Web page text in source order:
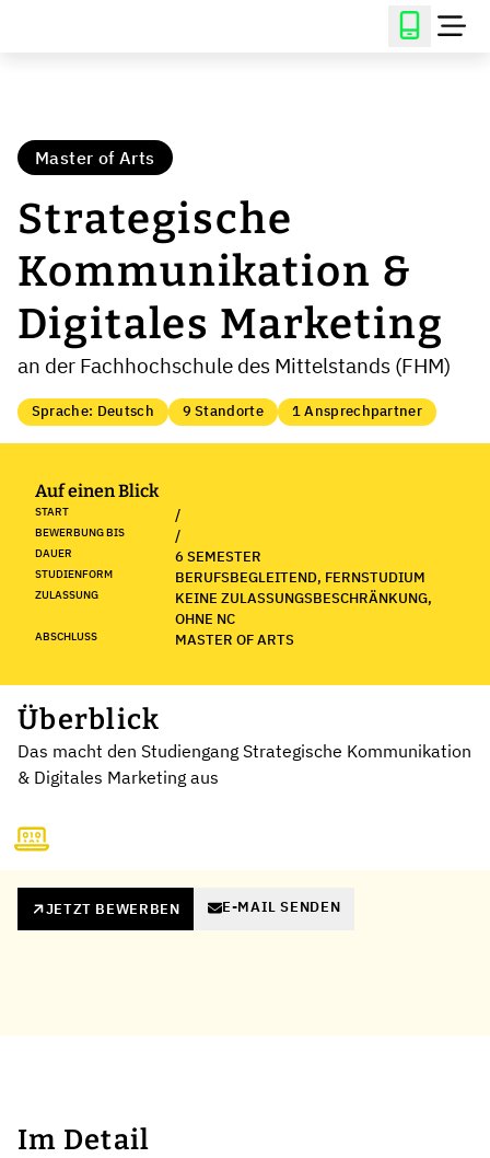
Master of Arts
Strategische
Kommunikation &
Digitales Marketing
an der Fachhochschule des Mittelstands (FHM)
Sprache: Deutsch 9 Standorte 1 Ansprechpartner
Auf einen Blick
START /
BEWERBUNG BIS /
DAUER 6 SEMESTER
STUDIENFORM BERUFSBEGLEITEND, FERNSTUDIUM
ZULASSUNG
KEINE ZULASSUNGSBESCHRÄNKUNG,
OHNE NC
ABSCHLUSS MASTER OF ARTS
Überblick
Das macht den Studiengang Strategische Kommunikation
& Digitales Marketing aus
JETZT BEWERBEN E-MAIL SENDEN
Im Detail